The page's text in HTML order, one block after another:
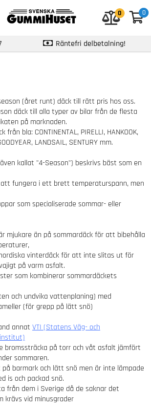
0
0
0
Räntefri delbetalning!
(året runt) däck till rätt pris hos oss.
däck till alla typer av bilar från de flesta
på marknaden.
bla: CONTINENTAL, PIRELLI, HANKOOK,
LANDSAIL, SENTURY mm.
kallat "4-Season") beskrivs bäst som en
att fungera i ett brett temperaturspann, men
som specialiserade sommar- eller
mjukare än på sommardäck för att bibehålla
vinterdäck för att inte slitas ut för
på varm asfalt.
som kombinerar sommardäckets
och undvika vattenplaning) med
(för grepp på lätt snö)
annat VTI (Statens Väg- och
bromssträcka på torr och våt asfalt jämfört
sommaren.
barmark och lätt snö men är inte lämpade
is och packad snö.
från dem i Sverige då de saknar det
krävs vid minusgrader